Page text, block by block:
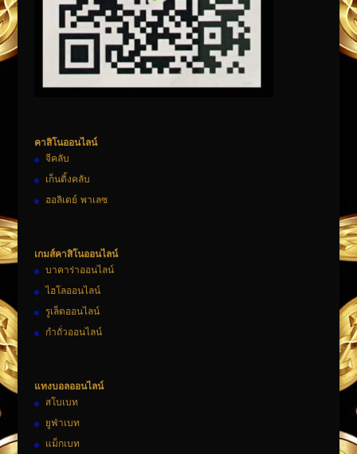
คาสิโนออนไลน์
จีคลับ
เก็นติ้งคลับ
ฮอลิเดย์ พาเลซ
เกมส์คาสิโนออนไลน์
บาคาร่าออนไลน์
ไฮโลออนไลน์
รูเล็ตออนไลน์
กำถั่วออนไลน์
แทงบอลออนไลน์
สโบเบท
ยูฟ่าเบท
แม็กเบท